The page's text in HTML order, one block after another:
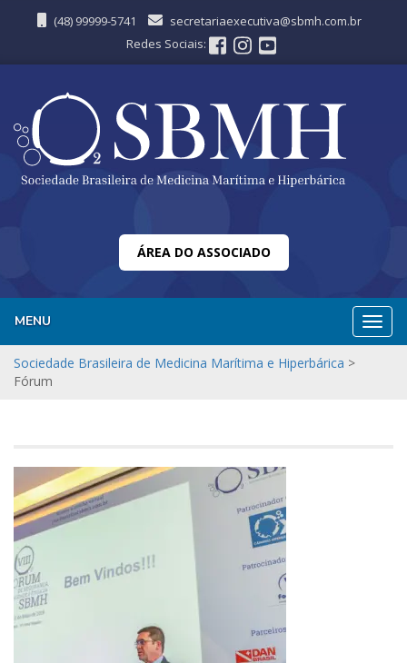
(48) 99999-5741
secretariaexecutiva@sbmh.com.br
Redes Sociais:
ÁREA DO ASSOCIADO
MENU
Sociedade Brasileira de Medicina Marítima e Hiperbárica >
Fórum